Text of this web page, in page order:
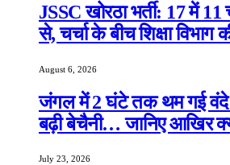
JSSC खोरठा भर्ती: 17 में 11
से, चर्चा के बीच शिक्षा विभाग
August 6, 2026
जंगल में 2 घंटे तक थम गई वंदे
बढ़ी बेचैनी… जानिए आखिर
July 23, 2026